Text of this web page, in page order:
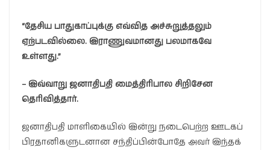
“தேசிய பாதுகாப்புக்கு எவ்வித அச்சுறுத்தலும்
ஏற்படவில்லை. இராணுவமானது பலமாகவே
உள்ளது.”
– இவ்வாறு ஜனாதிபதி மைத்திரிபால சிறிசேன
தெரிவித்தார்.
ஜனாதிபதி மாளிகையில் இன்று நடைபெற்ற ஊடகப்
பிரதானிகளுடனான சந்திப்பின்போதே அவர் இந்தக்